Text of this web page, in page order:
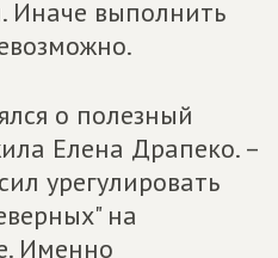
Иначе выполнить
о полезный
Елена Драпеко. –
урегулировать
на
Именно